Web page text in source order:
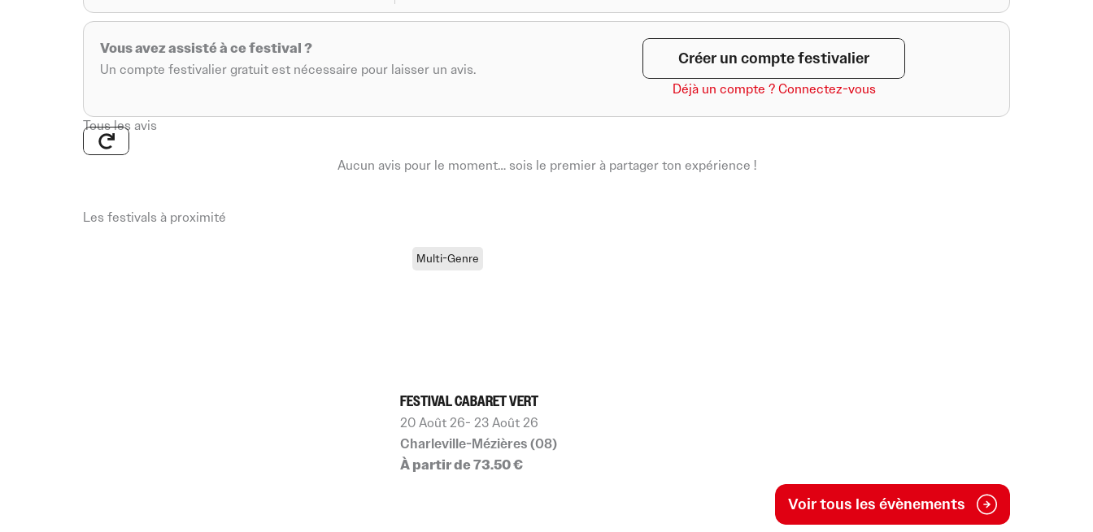
Vous avez assisté à ce festival ?
Un compte festivalier gratuit est nécessaire pour laisser un avis.
Créer un compte festivalier
Déjà un compte ? Connectez-vous
Tous les avis
Aucun avis pour le moment… sois le premier à partager ton expérience !
Les festivals à proximité
Multi-Genre
FESTIVAL CABARET VERT
20 Août 26- 23 Août 26
Charleville-Mézières (08)
À partir de 73.50 €
Voir tous les évènements